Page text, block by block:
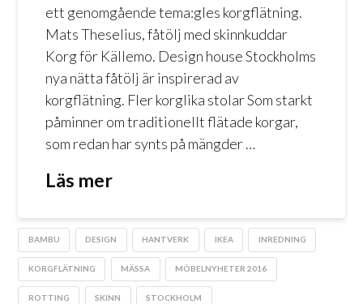
ett genomgående tema:gles korgflätning.
Mats Theselius, fåtölj med skinnkuddar
Korg för Källemo. Design house Stockholms
nya nätta fåtölj är inspirerad av
korgflätning. Fler korglika stolar Som starkt
påminner om traditionellt flätade korgar,
som redan har synts på mängder …
Läs mer
BAMBU DESIGN HANTVERK IKEA INREDNING
KORGFLÄTNING MÄSSA MÖBELNYHETER 2016
ROTTING SKINN STOCKHOLM